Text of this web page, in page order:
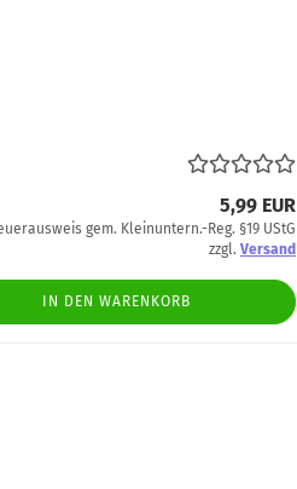
5,99 EUR
gem. Kleinuntern.-Reg. §19 UStG
zzgl. Versand
IN DEN WARENKORB